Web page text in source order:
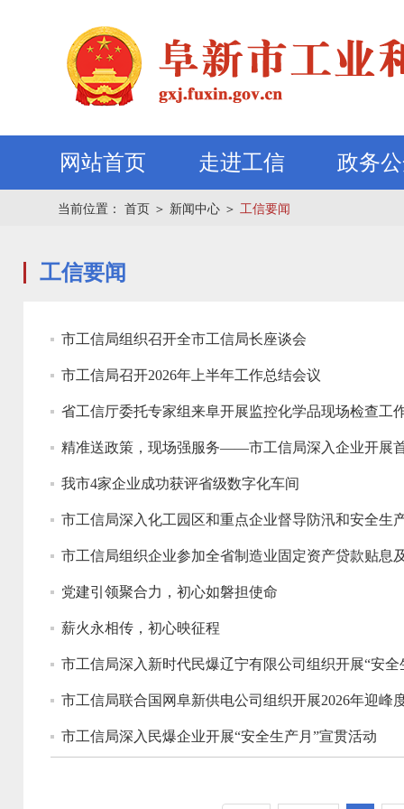
网站首页 走进工信 政务
当前位置： 首页 ＞ 新闻中心 ＞ 工信要闻
工信要闻
市工信局组织召开全市工信局长座谈会
市工信局召开2026年上半年工作总结会议
省工信厅委托专家组来阜开展监控化学品现场检查工
精准送政策，现场强服务——市工信局深入企业开展
我市4家企业成功获评省级数字化车间
市工信局深入化工园区和重点企业督导防汛和安全生
市工信局组织企业参加全省制造业固定资产贷款贴息
党建引领聚合力，初心如磐担使命
薪火永相传，初心映征程
市工信局深入新时代民爆辽宁有限公司组织开展“安
市工信局联合国网阜新供电公司组织开展2026年迎峰
市工信局深入民爆企业开展“安全生产月”宣贯活动